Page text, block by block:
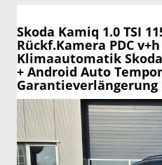
Skoda Kamiq 1.0 TSI
Rückf.Kamera PDC
Klimaautomatik
+ Android Auto
Garantieverlängerung